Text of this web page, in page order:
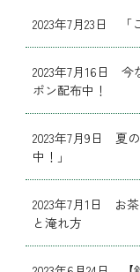
2023年7月23日 「
2023年7月16日 今
ポン配布中！
2023年7月9日 夏
中！」
2023年7月1日 お
と淹れ方